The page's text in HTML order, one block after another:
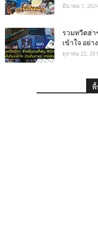
มีนาคม 1,
รวมทวีตฮ่า
เข้าใจ อย่า
ตุลาคม 22,